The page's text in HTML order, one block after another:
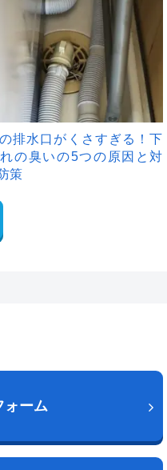
排水口がくさすぎる！下
の臭いの5つの原因と対
策
ォーム